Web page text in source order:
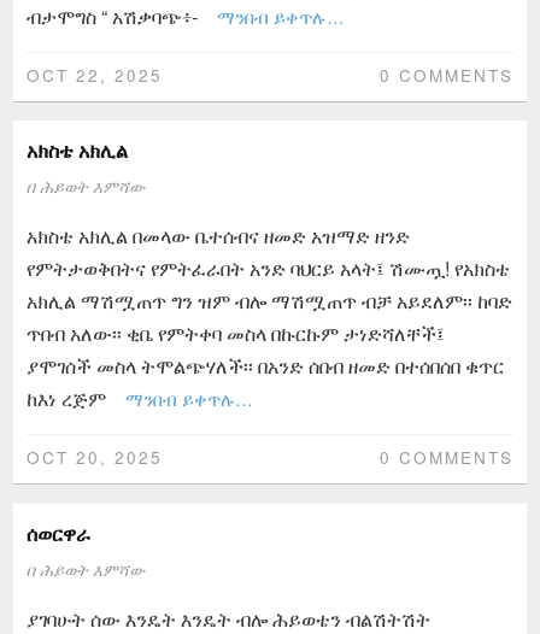
ብታሞግስ “ አሽቃባጭ፥-
ማንበብ ይቀጥሉ…
OCT 22, 2025 0 COMMENTS
አክስቴ አክሊል
በ ሕይወት እምሻው
አክስቴ አክሊል በመላው ቤተሰብና ዘመድ አዝማድ ዘንድ
የምትታወቅበትና የምትፈራበት አንድ ባህርይ አላት፤ ሽሙጧ! የአክስቴ
አክሊል ማሽሟጠጥ ግን ዝም ብሎ ማሽሟጠጥ ብቻ አይደለም፡፡ ከባድ
ጥበብ አለው፡፡ ቂቤ የምትቀባ መስላ በኩርኩም ታነድሻለቸች፤
ያሞገሰች መስላ ትሞልጭሃለች፡፡ በአንድ ሰበብ ዘመድ በተሰበሰበ ቁጥር
ከእነ ረጅም
ማንበብ ይቀጥሉ…
OCT 20, 2025 0 COMMENTS
ሰወርዋራ
በ ሕይወት እምሻው
ያገባሁት ሰው እንዴት እንዴት ብሎ ሕይወቴን ብልሽትሽት